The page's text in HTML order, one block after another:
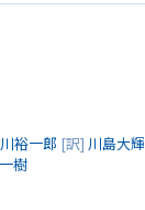
裕一郎 [訳] 川島大輝
樹